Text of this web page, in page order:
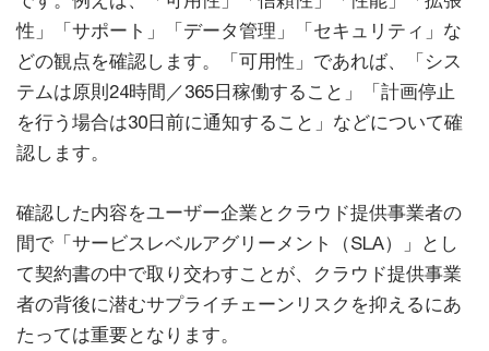
性」「サポート」「データ管理」「セキュリティ」な
どの観点を確認します。「可用性」であれば、「シス
テムは原則24時間／365日稼働すること」「計画停止
を行う場合は30日前に通知すること」などについて確
認します。
確認した内容をユーザー企業とクラウド提供事業者の
間で「サービスレベルアグリーメント（SLA）」とし
て契約書の中で取り交わすことが、クラウド提供事業
者の背後に潜むサプライチェーンリスクを抑えるにあ
たっては重要となります。